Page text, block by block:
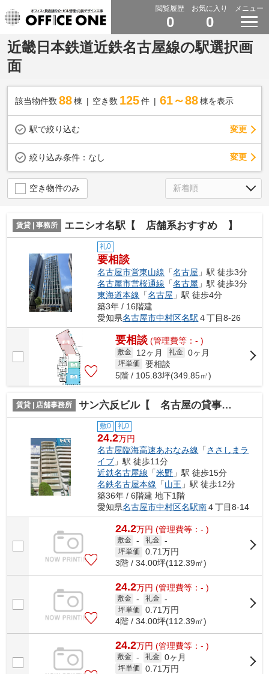
閲覧履歴
0
お気に入り
0
メニュー
近畿日本鉄道近鉄名古屋線の駅選択画
面
該当物件数 88棟 空き数 125 件 61～88 棟を表示
駅で絞り込む 変更
絞り込み条件： なし 変更
空き物件のみ
賃貸 | 事務所 エニシオ名駅【 店舗系おすすめ 】
礼0
要相談
名古屋市営東山線 「名古屋 」駅 徒歩3分
名古屋市営桜通線 「名古屋 」駅 徒歩3分
東海道本線 「名古屋 」駅 徒歩4分
築3年 / 16階建
愛知県名古屋市中村区名駅 ４丁目8-26
要相談 (管理費等：- )
敷金 12ヶ月 礼金 0ヶ月
坪単価
要相談
5階 / 105.83坪(349.85㎡)
賃貸 | 店舗事務所 サン六反ビル【 名古屋の貸事務所・貸オフィス 】
敷0 礼0
24.2万円
名古屋臨海高速あおなみ線 「ささしまラ
イブ 」駅 徒歩11分
近鉄名古屋線 「米野 」駅 徒歩15分
名鉄名古屋本線 「山王 」駅 徒歩12分
築36年 / 6階建 地下1階
愛知県名古屋市中村区名駅南４丁目8-14
24.2万円 (管理費等：- )
敷金 - 礼金 -
坪単価 0.71万円
3階 / 34.00坪(112.39㎡)
24.2万円 (管理費等：- )
敷金 - 礼金 -
坪単価 0.71万円
4階 / 34.00坪(112.39㎡)
24.2万円 (管理費等：- )
敷金 - 礼金 0ヶ月
坪単価 0.71万円